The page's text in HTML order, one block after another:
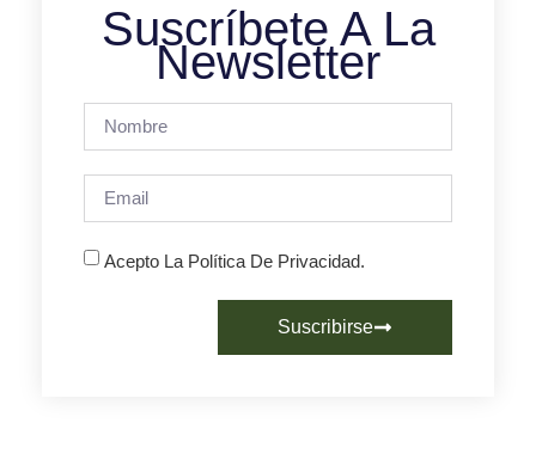
Suscríbete A La
Newsletter
Acepto La Política De Privacidad.
Suscribirse